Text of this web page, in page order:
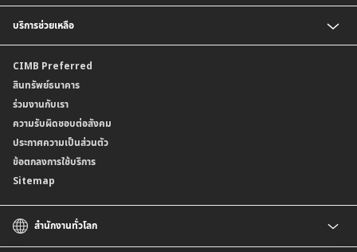
เงินฝากเงินตราต่างประเทศ
เงินฝากสกุลมาเลเซียริงกิต
บัญชีเงินฝาก CIMB Biz US Dollar
พร้อมเพย์นิติบุคคล
บริการช่วยเหลือ
สาขาธนาคาร
ข้อมูลคุณภาพการให้บริการ
CIMB Preferred
สินทรัพย์ธนาคาร
ร่วมงานกับเรา
ความรับผิดชอบต่อสังคม
ประกาศความเป็นส่วนตัว
ข้อตกลงการใช้บริการ
Sitemap
สำนักงานทั่วโลก